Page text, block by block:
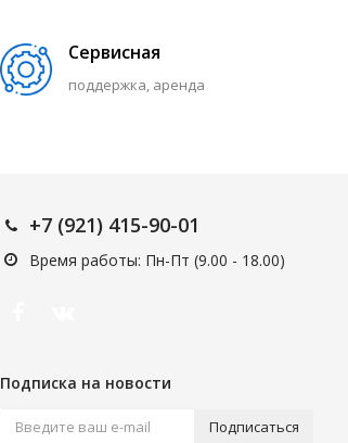
Сервисная
поддержка, аренда
+7 (921) 415-90-01
Время работы: Пн-Пт (9.00 - 18.00)
Подписка на новости
Подписаться